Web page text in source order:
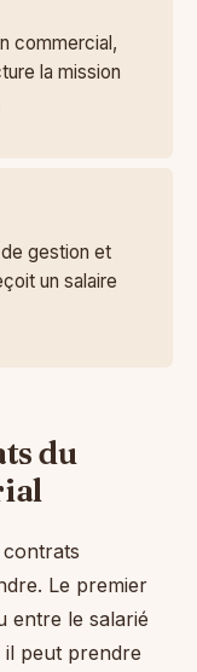
commercial,
la mission
gestion et
un salaire
du
Le premier
entre le salarié
il peut prendre